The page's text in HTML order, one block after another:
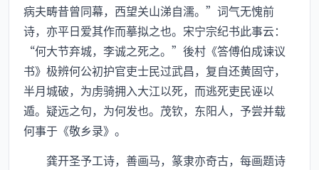
病夫畴昔曾同幕，西望关山涕自濡。”词气无愧前
诗，亦平日爱其作而摹拟之也。宋宁宗纪书此事云：
“何大节弃城，李诚之死之。”後村《答傅伯成谏议
书》极辨何公初护官吏士民过武昌，复自还黄固守，
半月城破，为虏骑拥入大江以死，而逃死吏民诬以
遁。疑远之句，为何发也。茂钦，东阳人，予尝并载
何事于《敬乡录》。
龚开圣予工诗，善画马，篆隶亦奇古，每画题诗